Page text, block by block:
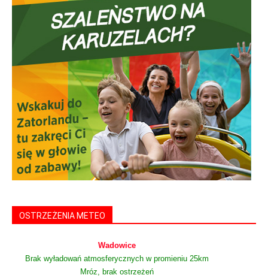
OSTRZEŻENIA METEO
Wadowice
Brak wyładowań atmosferycznych w promieniu 25km
Mróz, brak ostrzeżeń